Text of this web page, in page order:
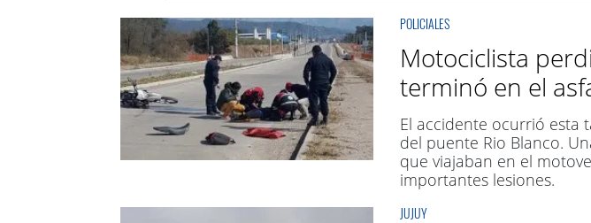
POLICIALES
Motociclista
terminó en el
El accidente ocurrió esta
del puente Rio Blanco.
que viajaban en el
importantes lesiones.
JUJUY